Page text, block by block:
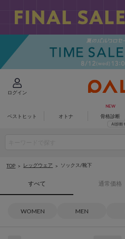
ログイン
ベストヒット オトナ 骨格診断
TOP レッグウェア ソックス/靴下
すべて 通常価格
WOMEN MEN